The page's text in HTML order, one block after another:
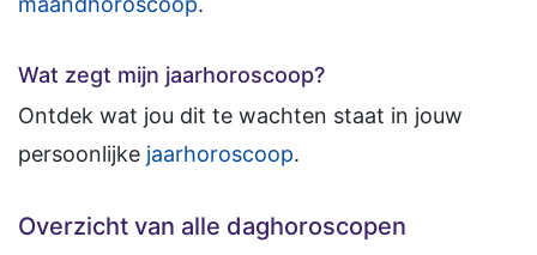
Wat zegt mijn jaarhoroscoop?
Ontdek wat jou dit te wachten staat in jouw
persoonlijke jaarhoroscoop.
Overzicht van alle daghoroscopen